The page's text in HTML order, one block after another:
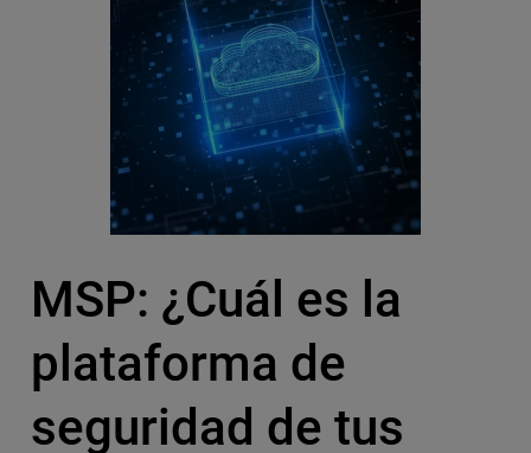
MSP: ¿Cuál es la
plataforma de
seguridad de tus